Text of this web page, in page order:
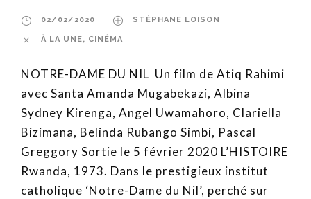
02/02/2020 STÉPHANE LOISON
À LA UNE, CINÉMA
NOTRE-DAME DU NIL Un film de Atiq Rahimi
avec Santa Amanda Mugabekazi, Albina
Sydney Kirenga, Angel Uwamahoro, Clariella
Bizimana, Belinda Rubango Simbi, Pascal
Greggory Sortie le 5 février 2020 L’HISTOIRE
Rwanda, 1973. Dans le prestigieux institut
catholique ‘Notre-Dame du Nil’, perché sur